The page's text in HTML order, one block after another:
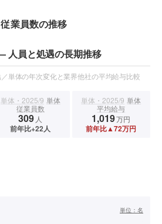
業員数の推移
人員と処遇の長期推移
単体の年次変化と業界他社の平均給与比較
単体・2025/9 単体
従業員数
309 人
前年比+22人
単体・2025/9 単体
平均給与
1,019万円
前年比▲72万円
単位： 名